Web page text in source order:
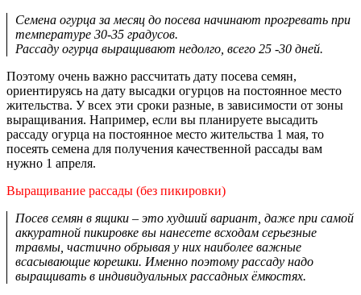
Семена огурца за месяц до посева начинают прогревать при
температуре 30-35 градусов.
Рассаду огурца выращивают недолго, всего 25 -30 дней.
Поэтому очень важно рассчитать дату посева семян,
ориентируясь на дату высадки огурцов на постоянное место
жительства. У всех эти сроки разные, в зависимости от зоны
выращивания. Например, если вы планируете высадить
рассаду огурца на постоянное место жительства 1 мая, то
посеять семена для получения качественной рассады вам
нужно 1 апреля.
Выращивание рассады (без пикировки)
Посев семян в ящики – это худший вариант, даже при самой
аккуратной пикировке вы нанесете всходам серьезные
травмы, частично обрывая у них наиболее важные
всасывающие корешки. Именно поэтому рассаду надо
выращивать в индивидуальных рассадных ёмкостях.